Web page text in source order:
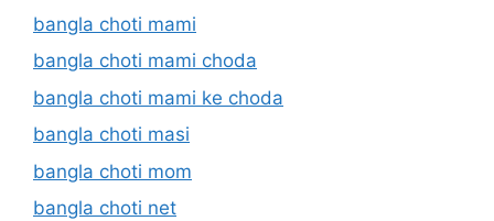
bangla choti mami
bangla choti mami choda
bangla choti mami ke choda
bangla choti masi
bangla choti mom
bangla choti net